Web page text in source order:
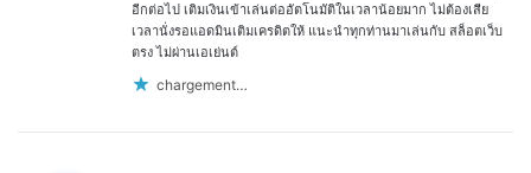
อีกต่อไป เติมเงินเข้าเล่นต่ออัตโนมัติในเวลาน้อยมาก ไม่ต้องเสีย
เวลานั่งรอแอดมินเติมเครดิตให้ แนะนำทุกท่านมาเล่นกับ สล็อตเว็บ
ตรง ไม่ผ่านเอเย่นต์
chargement…